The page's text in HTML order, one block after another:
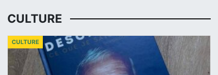
CULTURE
CULTURE